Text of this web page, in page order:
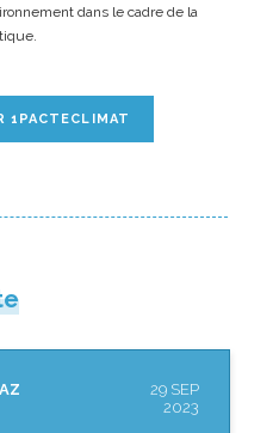
dans le cadre de la
1PACTECLIMAT
29 SEP
2023